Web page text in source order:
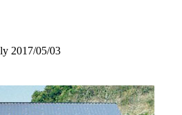
2017/05/03